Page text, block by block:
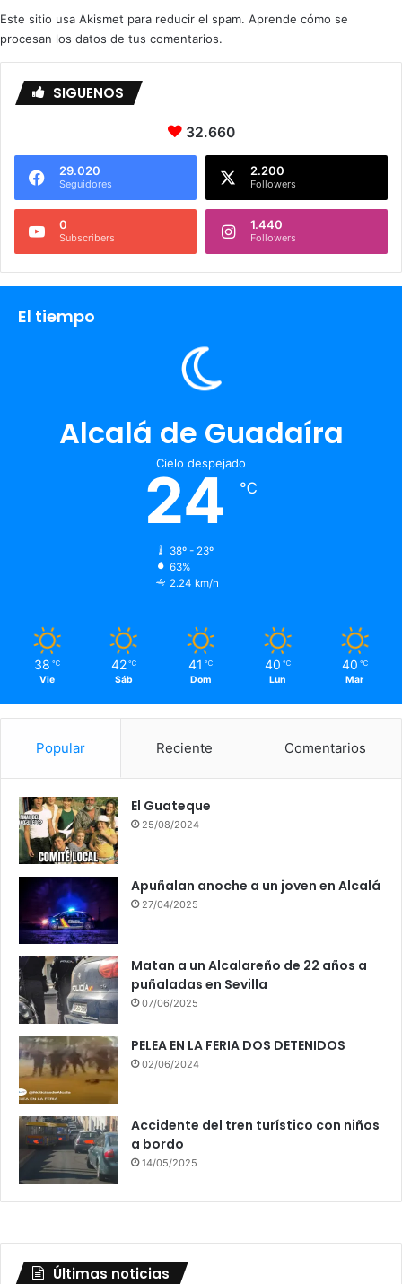
Este sitio usa Akismet para reducir el spam. Aprende cómo se
procesan los datos de tus comentarios.
SIGUENOS
32.660
29.020
Seguidores
2.200
Followers
0
Subscribers
1.440
Followers
El tiempo
Alcalá de Guadaíra
Cielo despejado
24 ℃
38º - 23º
63%
2.24 km/h
38 ℃
Vie
42 ℃
Sáb
41 ℃
Dom
40 ℃
Lun
40 ℃
Mar
Popular Reciente Comentarios
El Guateque
25/08/2024
Apuñalan anoche a un joven en Alcalá
27/04/2025
Matan a un Alcalareño de 22 años a
puñaladas en Sevilla
07/06/2025
PELEA EN LA FERIA DOS DETENIDOS
02/06/2024
Accidente del tren turístico con niños
a bordo
14/05/2025
Últimas noticias